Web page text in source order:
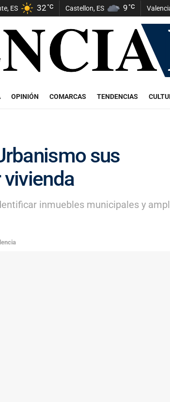
ES 32°C Castellon, ES 9°C
OPINIÓN COMARCAS TENDENCIAS
sus
inmuebles municipales y